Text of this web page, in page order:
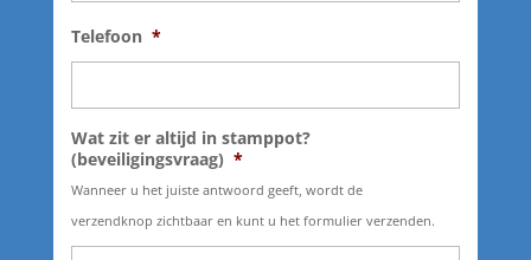
Telefoon *
Wat zit er altijd in stamppot?
(beveiligingsvraag) *
Wanneer u het juiste antwoord geeft, wordt de
verzendknop zichtbaar en kunt u het formulier verzenden.